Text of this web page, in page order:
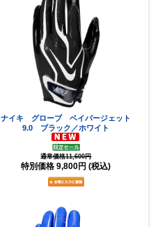
ナイキ グローブ ベイパージェット
9.0 ブラック／ホワイト
通常価格11,600円
特別価格 9,800円 (税込)